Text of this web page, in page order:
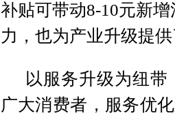
补贴可带动8-10元新
力，也为产业升级提
以服务升级为纽
广大消费者，服务优